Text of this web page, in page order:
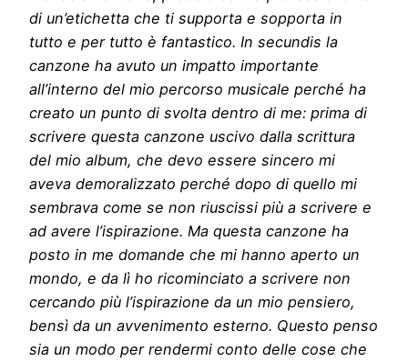
di un’etichetta che ti supporta e sopporta in
tutto e per tutto è fantastico. In secundis la
canzone ha avuto un impatto importante
all’interno del mio percorso musicale perché ha
creato un punto di svolta dentro di me: prima di
scrivere questa canzone uscivo dalla scrittura
del mio album, che devo essere sincero mi
aveva demoralizzato perché dopo di quello mi
sembrava come se non riuscissi più a scrivere e
ad avere l’ispirazione. Ma questa canzone ha
posto in me domande che mi hanno aperto un
mondo, e da lì ho ricominciato a scrivere non
cercando più l’ispirazione da un mio pensiero,
bensì da un avvenimento esterno. Questo penso
sia un modo per rendermi conto delle cose che